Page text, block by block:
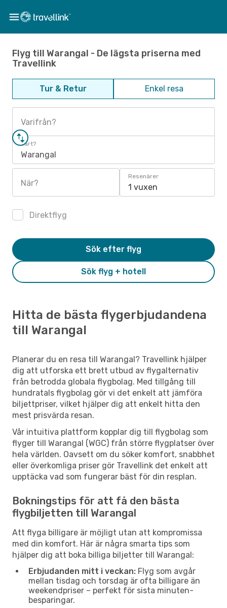
Flyg till Warangal - De lägsta priserna med
Travellink
Tur & Retur Enkel resa
Varifrån?
Vart?
Warangal
När?
Resenärer
1 vuxen
Direktflyg
Sök flyg + hotell
Sök efter flyg
Hitta de bästa flygerbjudandena
till Warangal
Planerar du en resa till Warangal? Travellink hjälper
dig att utforska ett brett utbud av flygalternativ
från betrodda globala flygbolag. Med tillgång till
hundratals flygbolag gör vi det enkelt att jämföra
biljettpriser, vilket hjälper dig att enkelt hitta den
mest prisvärda resan.
Vår intuitiva plattform kopplar dig till flygbolag som
flyger till Warangal (WGC) från större flygplatser över
hela världen. Oavsett om du söker komfort, snabbhet
eller överkomliga priser gör Travellink det enkelt att
upptäcka vad som fungerar bäst för din resplan.
Bokningstips för att få den bästa
flygbiljetten till Warangal
Att flyga billigare är möjligt utan att kompromissa
med din komfort. Här är några smarta tips som
hjälper dig att boka billiga biljetter till Warangal:
Erbjudanden mitt i veckan: Flyg som avgår
mellan tisdag och torsdag är ofta billigare än
weekendpriser – perfekt för sista minuten-
besparingar.